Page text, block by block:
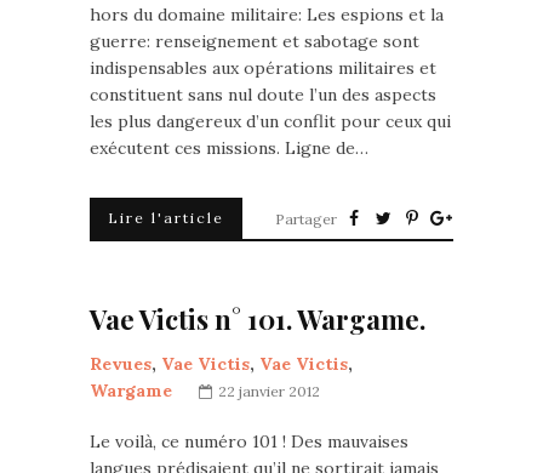
hors du domaine militaire: Les espions et la
guerre: renseignement et sabotage sont
indispensables aux opérations militaires et
constituent sans nul doute l’un des aspects
les plus dangereux d’un conflit pour ceux qui
exécutent ces missions. Ligne de…
Lire l'article Partager
Vae Victis n° 101. Wargame.
Revues, Vae Victis, Vae Victis,
Wargame
22 janvier 2012
Le voilà, ce numéro 101 ! Des mauvaises
langues prédisaient qu’il ne sortirait jamais